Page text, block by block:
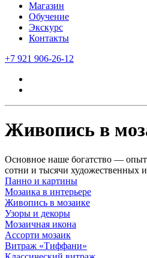
Магазин
Обучение
Экскурс
Контакты
+7 921 906-26-12
Живопись в
Основное наше богатство —
сотни и тысячи художественных
Панно и картины
Мозаика в интерьере
Живопись в мозаике
Узоры и декоры
Мозаичная икона
Ассорти мозаик
Витраж «Тиффани»